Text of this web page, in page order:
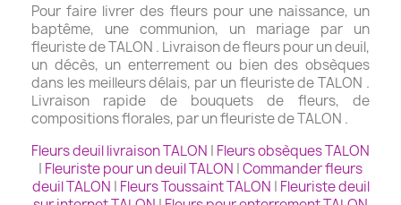
Pour faire livrer des fleurs pour une naissance, un
baptême, une communion, un mariage par un
fleuriste de TALON . Livraison de fleurs pour un deuil,
un décès, un enterrement ou bien des obsèques
dans les meilleurs délais, par un fleuriste de TALON .
Livraison rapide de bouquets de fleurs, de
compositions florales, par un fleuriste de TALON .
Fleurs deuil livraison TALON | Fleurs obsèques TALON
| Fleuriste pour un deuil TALON |Commander fleurs
deuil TALON | Fleurs Toussaint TALON | Fleuriste deuil